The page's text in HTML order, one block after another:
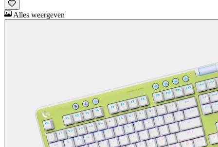
Alles weergeven